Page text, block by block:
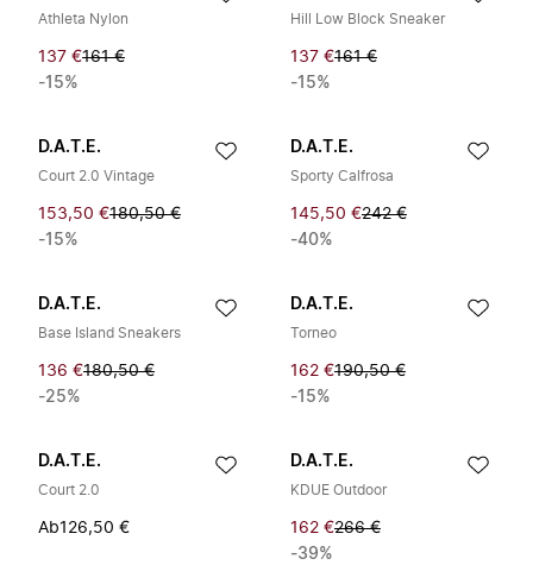
Athleta Nylon
137 €161 €
-15%
Hill Low Block Sneaker
137 €161 €
-15%
D.A.T.E.
Court 2.0 Vintage
153,50 €180,50 €
-15%
D.A.T.E.
Sporty Calfrosa
145,50 €242 €
-40%
D.A.T.E.
Base Island Sneakers
136 €180,50 €
-25%
D.A.T.E.
Torneo
162 €190,50 €
-15%
D.A.T.E.
Court 2.0
Ab126,50 €
D.A.T.E.
KDUE Outdoor
162 €266 €
-39%